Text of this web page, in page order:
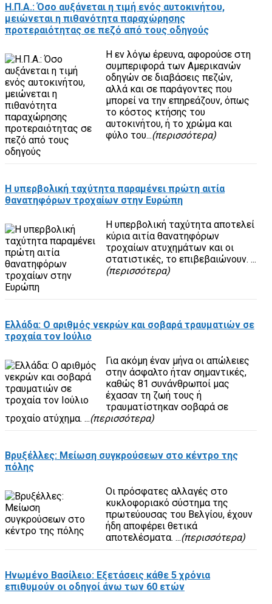
Η.Π.Α.: Όσο αυξάνεται η τιμή ενός αυτοκινήτου,
μειώνεται η πιθανότητα παραχώρησης
προτεραιότητας σε πεζό από τους οδηγούς
Η εν λόγω έρευνα, αφορούσε στη
συμπεριφορά των Αμερικανών
οδηγών σε διαβάσεις πεζών,
αλλά και σε παράγοντες που
μπορεί να την επηρεάζουν, όπως
το κόστος κτήσης του
αυτοκινήτου, ή το χρώμα και
φύλο του...(περισσότερα)
Η υπερβολική ταχύτητα παραμένει πρώτη αιτία
θανατηφόρων τροχαίων στην Ευρώπη
H υπερβολική ταχύτητα αποτελεί
κύρια αιτία θανατηφόρων
τροχαίων ατυχημάτων και οι
στατιστικές, το επιβεβαιώνουν. ...
(περισσότερα)
Ελλάδα: Ο αριθμός νεκρών και σοβαρά τραυματιών σε
τροχαία τον Ιούλιο
Για ακόμη έναν μήνα οι απώλειες
στην άσφαλτο ήταν σημαντικές,
καθώς 81 συνάνθρωποί μας
έχασαν τη ζωή τους ή
τραυματίστηκαν σοβαρά σε
τροχαίο ατύχημα. ...(περισσότερα)
Βρυξέλλες: Μείωση συγκρούσεων στο κέντρο της
πόλης
Οι πρόσφατες αλλαγές στο
κυκλοφοριακό σύστημα της
πρωτεύουσας του Βελγίου, έχουν
ήδη αποφέρει θετικά
αποτελέσματα. ...(περισσότερα)
Ηνωμένο Βασίλειο: Εξετάσεις κάθε 5 χρόνια
επιθυμούν οι οδηγοί άνω των 60 ετών